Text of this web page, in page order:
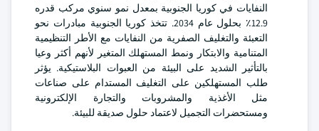
النفايات في كوريا الجنوبية بمعدل نمو سنوي مركب قدره
12.9٪ بحلول عام 2034. تتخذ كوريا الجنوبية مبادرات نحو
التعبئة والتغليف الصفرية من النفايات مع الأطر التنظيمية
المتنامية والابتكار ونمط المستهلك المتغير لأنهم أكثر وعيا
بالتأثير الشديد على البيئة من العبوات البلاستيكية. يؤثر
طلب المستهلكين على التغليف المستدام على صناعات
مثل الأغذية والمشروبات والتجارة الإلكترونية
ومستحضرات التجميل لاعتماد حلول صديقة للبيئة.